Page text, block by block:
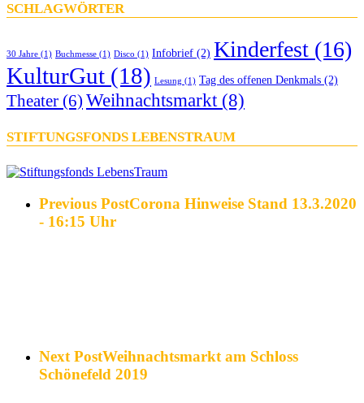
SCHLAGWÖRTER
30 Jahre (1) Buchmesse (1) Disco (1) Infobrief (2) Kinderfest (16)
KulturGut (18) Lesung (1) Tag des offenen Denkmals (2)
Theater (6) Weihnachtsmarkt (8)
STIFTUNGSFONDS LEBENSTRAUM
Previous PostCorona Hinweise Stand 13.3.2020
- 16:15 Uhr
Next PostWeihnachtsmarkt am Schloss
Schönefeld 2019